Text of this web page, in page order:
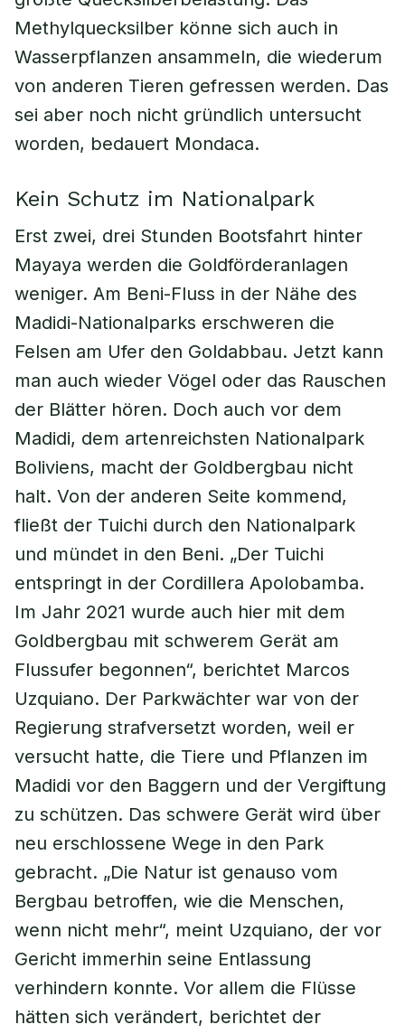
Methylquecksilber könne sich auch in
Wasserpflanzen ansammeln, die wiederum
von anderen Tieren gefressen werden. Das
sei aber noch nicht gründlich untersucht
worden, bedauert Mondaca.
Kein Schutz im Nationalpark
Erst zwei, drei Stunden Bootsfahrt hinter
Mayaya werden die Goldförderanlagen
weniger. Am Beni-Fluss in der Nähe des
Madidi-Nationalparks erschweren die
Felsen am Ufer den Goldabbau. Jetzt kann
man auch wieder Vögel oder das Rauschen
der Blätter hören. Doch auch vor dem
Madidi, dem artenreichsten Nationalpark
Boliviens, macht der Goldbergbau nicht
halt. Von der anderen Seite kommend,
fließt der Tuichi durch den Nationalpark
und mündet in den Beni. „Der Tuichi
entspringt in der Cordillera Apolobamba.
Im Jahr 2021 wurde auch hier mit dem
Goldbergbau mit schwerem Gerät am
Flussufer begonnen“, berichtet Marcos
Uzquiano. Der Parkwächter war von der
Regierung strafversetzt worden, weil er
versucht hatte, die Tiere und Pflanzen im
Madidi vor den Baggern und der Vergiftung
zu schützen. Das schwere Gerät wird über
neu erschlossene Wege in den Park
gebracht. „Die Natur ist genauso vom
Bergbau betroffen, wie die Menschen,
wenn nicht mehr“, meint Uzquiano, der vor
Gericht immerhin seine Entlassung
verhindern konnte. Vor allem die Flüsse
hätten sich verändert, berichtet der